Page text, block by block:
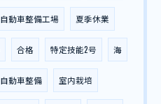
自動車整備工場 夏季休業
合格 特定技能2号 海
自動車整備 室内栽培